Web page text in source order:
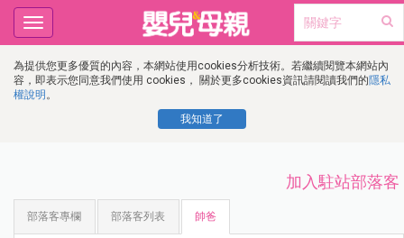
為提供您更多優質的內容，本網站使用cookies分析技術。若繼續閱覽本網站內
容，即表示您同意我們使用 cookies， 關於更多cookies資訊請閱讀我們的隱私
權說明 。
我知道了
Toggle
navigation
加入駐站部落客
部落客專欄 部落客列表 帥爸